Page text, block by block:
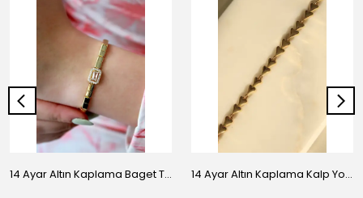
14 Ayar Altın Kaplama Baget Taşlı Vip Bileklik 14 Ayar Altın Kaplama Kalp Yolu Bileklik